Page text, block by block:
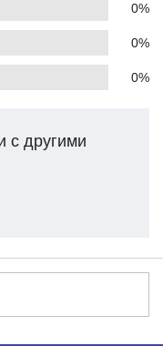
0%
0%
0%
с другими